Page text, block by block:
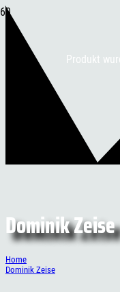
Produkt
Dominik Zeise
Home
Dominik Zeise